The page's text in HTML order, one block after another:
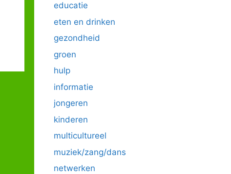
educatie
eten en drinken
gezondheid
groen
hulp
informatie
jongeren
kinderen
multicultureel
muziek/zang/dans
netwerken